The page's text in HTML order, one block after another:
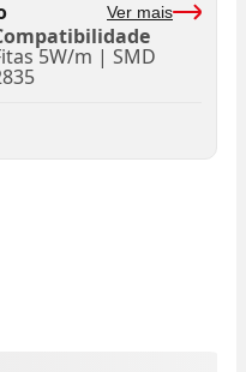
Ver mais
5W/m | SMD